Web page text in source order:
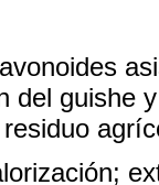
del guishe